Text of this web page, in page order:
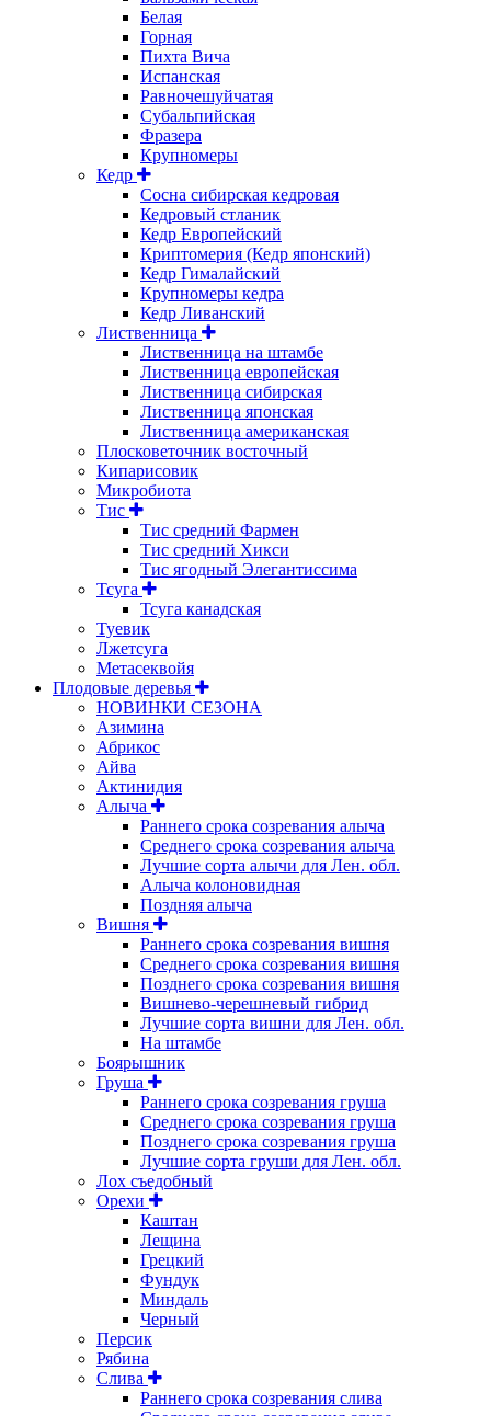
Белая
Горная
Пихта Вича
Испанская
Равночешуйчатая
Субальпийская
Фразера
Крупномеры
Кедр
Сосна сибирская кедровая
Кедровый стланик
Кедр Европейский
Криптомерия (Кедр японский)
Кедр Гималайский
Крупномеры кедра
Кедр Ливанский
Лиственница
Лиственница на штамбе
Лиственница европейская
Лиственница сибирская
Лиственница японская
Лиственница американская
Плосковеточник восточный
Кипарисовик
Микробиота
Тис
Тис средний Фармен
Тис средний Хикси
Тис ягодный Элегантиссима
Тсуга
Тсуга канадская
Туевик
Лжетсуга
Метасеквойя
Плодовые деревья
НОВИНКИ СЕЗОНА
Азимина
Абрикос
Айва
Актинидия
Алыча
Раннего срока созревания алыча
Среднего срока созревания алыча
Лучшие сорта алычи для Лен. обл.
Алыча колоновидная
Поздняя алыча
Вишня
Раннего срока созревания вишня
Среднего срока созревания вишня
Позднего срока созревания вишня
Вишнево-черешневый гибрид
Лучшие сорта вишни для Лен. обл.
На штамбе
Боярышник
Груша
Раннего срока созревания груша
Среднего срока созревания груша
Позднего срока созревания груша
Лучшие сорта груши для Лен. обл.
Лох съедобный
Орехи
Каштан
Лещина
Грецкий
Фундук
Миндаль
Черный
Персик
Рябина
Слива
Раннего срока созревания слива